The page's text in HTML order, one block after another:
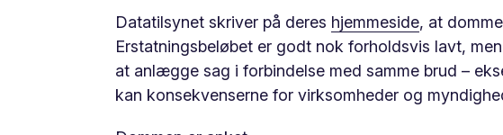
Datatilsynet skriver på deres hjemmeside, at
Erstatningsbeløbet er godt nok forholdsvis lavt,
at anlægge sag i forbindelse med samme brud –
kan konsekvenserne for virksomheder og